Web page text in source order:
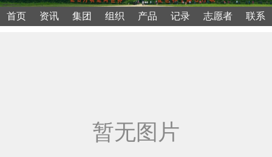
首页 资讯 集团 组织 产品 记录 志愿者 联系